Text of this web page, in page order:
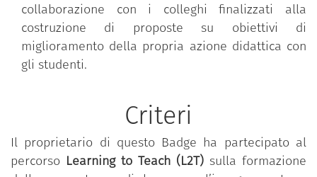
collaborazione con i colleghi finalizzati alla
costruzione di proposte su obiettivi di
miglioramento della propria azione didattica con
gli studenti.
Criteri
Il proprietario di questo Badge ha partecipato al
percorso Learning to Teach (L2T) sulla formazione